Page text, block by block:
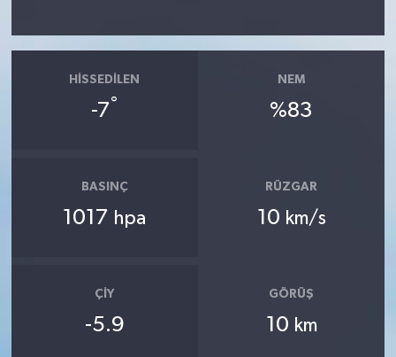
HISSEDILEN
-7°
NEM
%83
BASINÇ
1017 hpa
RÜZGAR
10 km/s
ÇIY
-5.9
GÖRÜŞ
10 km